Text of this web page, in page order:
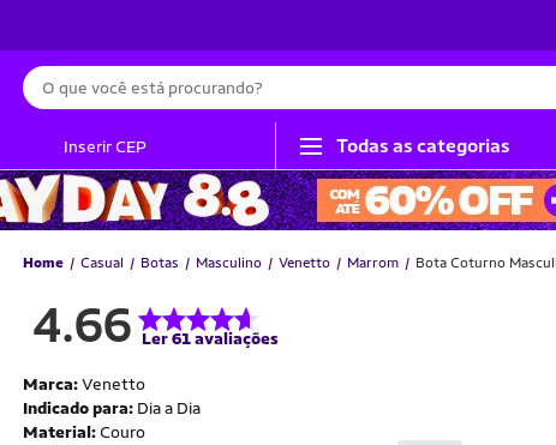
Busca
Inserir CEP Todas as categorias
Home Casual Botas Masculino Venetto Marrom Bota Coturno
4.66 Ler 61 avaliações
Marca:Venetto
Indicado para: Dia a Dia
Material: Couro